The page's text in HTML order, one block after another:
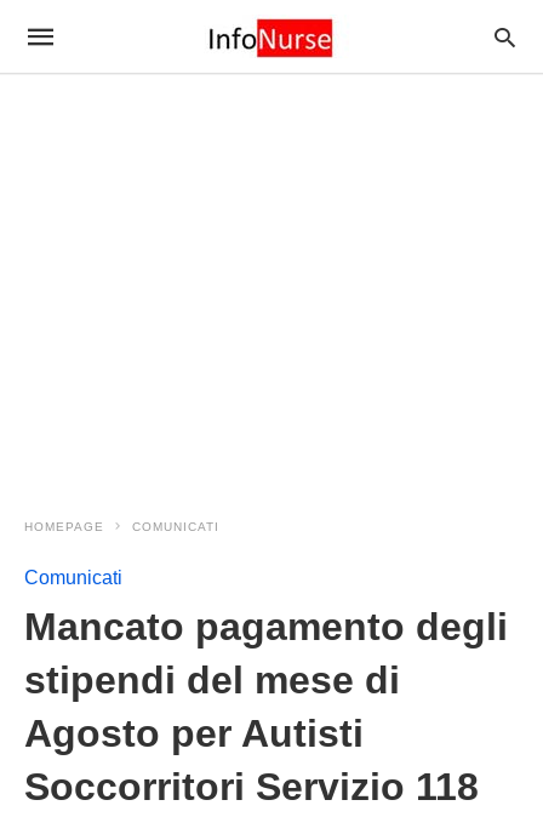
HOMEPAGE COMUNICATI
Comunicati
Mancato pagamento degli
stipendi del mese di
Agosto per Autisti
Soccorritori Servizio 118